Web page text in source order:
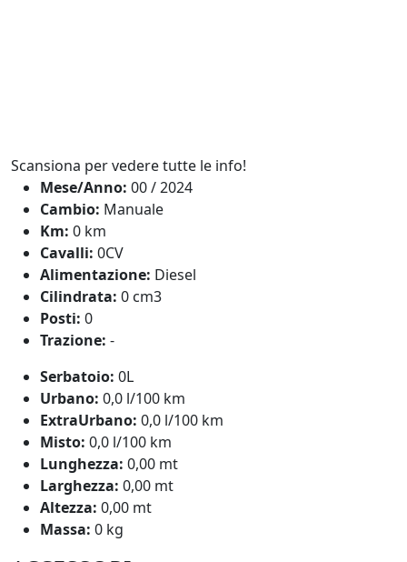
Scansiona per vedere tutte le info!
Mese/Anno: 00 / 2024
Cambio: Manuale
Km: 0 km
Cavalli: 0CV
Alimentazione: Diesel
Cilindrata: 0 cm3
Posti: 0
Trazione: -
Serbatoio: 0L
Urbano: 0,0 l/100 km
ExtraUrbano: 0,0 l/100 km
Misto: 0,0 l/100 km
Lunghezza: 0,00 mt
Larghezza: 0,00 mt
Altezza: 0,00 mt
Massa: 0 kg